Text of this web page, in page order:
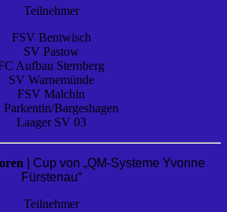
Teilnehmer
FSV Bentwisch
SV Pastow
Aufbau Sternberg
SV Warnemünde
FSV Malchin
Parkentin/Bargeshagen
Laager SV 03
| Cup von „QM-Systeme Yvonne
Fürstenau“
Teilnehmer